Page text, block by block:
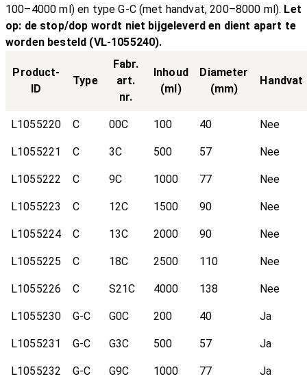
100–4000 ml) en type G-C (met handvat, 200–8000 ml). Let
op: de stop/dop wordt niet bijgeleverd en dient apart te
worden besteld (VL-1055240).
Product-
ID
Type
Fabr.
art.
nr.
Inhoud
(ml)
Diameter
(mm)
Handvat
L1055220 C 00C 100 40 Nee
L1055221 C 3C 500 57 Nee
L1055222 C 9C 1000 77 Nee
L1055223 C 12C 1500 90 Nee
L1055224 C 13C 2000 90 Nee
L1055225 C 18C 2500 110 Nee
L1055226 C S21C 4000 138 Nee
L1055230 G-C G0C 200 40 Ja
L1055231 G-C G3C 500 57 Ja
L1055232 G-C G9C 1000 77 Ja